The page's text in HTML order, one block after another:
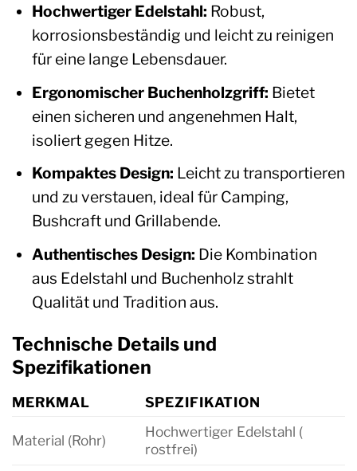
Hochwertiger Edelstahl: Robust,
korrosionsbeständig und leicht zu reinigen
für eine lange Lebensdauer.
Ergonomischer Buchenholzgriff: Bietet
einen sicheren und angenehmen Halt,
isoliert gegen Hitze.
Kompaktes Design: Leicht zu transportieren
und zu verstauen, ideal für Camping,
Bushcraft und Grillabende.
Authentisches Design: Die Kombination
aus Edelstahl und Buchenholz strahlt
Qualität und Tradition aus.
Technische Details und
Spezifikationen
MERKMAL SPEZIFIKATION
Material (Rohr)
Hochwertiger Edelstahl (
rostfrei)